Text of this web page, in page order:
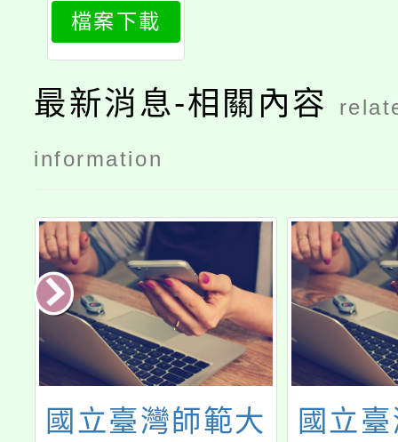
檔案下載
最新消息-相關內容
information
國立臺灣師範大
國立